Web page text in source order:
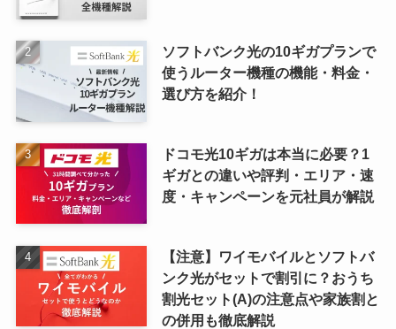
ソフトバンク光の10ギガプランで
使うルーター機種の機能・料金・
選び方を紹介！
ドコモ光10ギガは本当に必要？1
ギガとの違いや評判・エリア・速
度・キャンペーンを元社員が解説
【注意】ワイモバイルとソフトバ
ンク光がセットで割引に？おうち
割光セット(A)の注意点や家族割と
の併用も徹底解説